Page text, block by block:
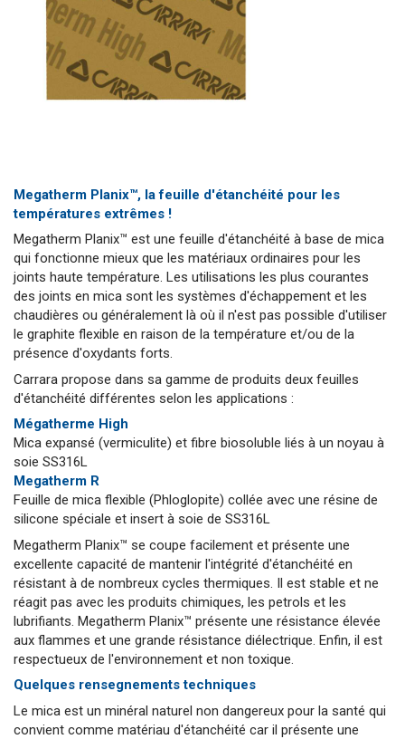
Megatherm Planix™, la feuille d'étanchéité pour les
températures extrêmes !
Megatherm Planix™ est une feuille d'étanchéité à base de mica
qui fonctionne mieux que les matériaux ordinaires pour les
joints haute température. Les utilisations les plus courantes
des joints en mica sont les systèmes d'échappement et les
chaudières ou généralement là où il n'est pas possible d'utiliser
le graphite flexible en raison de la température et/ou de la
présence d'oxydants forts.
Carrara propose dans sa gamme de produits deux feuilles
d'étanchéité différentes selon les applications :
Mégatherme High
Mica expansé (vermiculite) et fibre biosoluble liés à un noyau à
soie SS316L
Megatherm R
Feuille de mica flexible (Phloglopite) collée avec une résine de
silicone spéciale et insert à soie de SS316L
Megatherm Planix™ se coupe facilement et présente une
excellente capacité de mantenir l'intégrité d'étanchéité en
résistant à de nombreux cycles thermiques. Il est stable et ne
réagit pas avec les produits chimiques, les petrols et les
lubrifiants. Megatherm Planix™ présente une résistance élevée
aux flammes et une grande résistance diélectrique. Enfin, il est
respectueux de l'environnement et non toxique.
Quelques rensegnements techniques
Le mica est un minéral naturel non dangereux pour la santé qui
convient comme matériau d'étanchéité car il présente une